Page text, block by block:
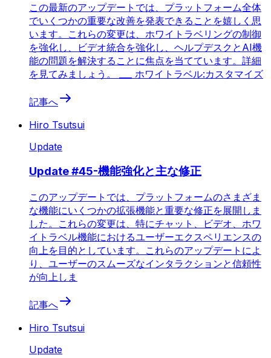
この最新のアップデートでは、プラットフォーム全体
でいくつかの重要な改善を発表できることを嬉しく思
います。これらの変更は、ホワイトラベリングの制御
を強化し、ビデオ統合を強化し、ヘルプデスクとAI機
能の問題を解決することに焦点を当てています。詳細
を見てみましょう。 ___ ホワイトラベル:カスタマイズ
記事へ
Hiro Tsutsui
Update
Update #45-機能強化と主な修正
このアップデートでは、プラットフォームのさまざま
な機能にいくつかの拡張機能と重要な修正を展開しま
した。これらの変更は、特にチャット、ビデオ、ホワ
イトラベル機能におけるユーザーエクスペリエンスの
向上を目的としています。これらのアップデートによ
り、ユーザーのスムーズなインタラクションと信頼性
が向上しま
記事へ
Hiro Tsutsui
Update